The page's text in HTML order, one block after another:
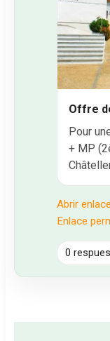
Offre
Pour
+ MP
Abrir
Enlace
0